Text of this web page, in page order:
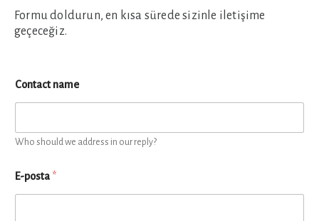
Formu doldurun, en kısa sürede sizinle iletişime
geçeceğiz.
Contact name
Who should we address in our reply?
E-posta *